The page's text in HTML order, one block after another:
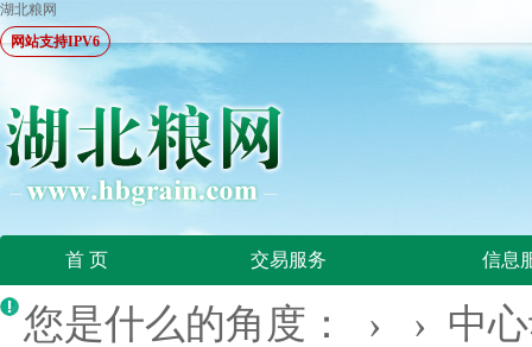
湖北粮网
网站支持IPV6
首 页 交易服务 信息
您是什么的角度： › › 中